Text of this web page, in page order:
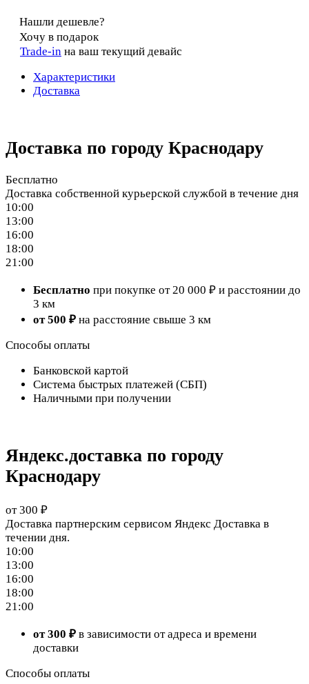
Нашли дешевле?
Хочу в подарок
Trade-in на ваш текущий девайс
Характеристики
Доставка
Доставка по городу Краснодару
Бесплатно
Доставка собственной курьерской службой в течение дня
10:00
13:00
16:00
18:00
21:00
Бесплатно при покупке от 20 000 ₽ и расстоянии до
3 км
от 500 ₽ на расстояние свыше 3 км
Способы оплаты
Банковской картой
Система быстрых платежей (СБП)
Наличными при получении
Яндекс.доставка по городу
Краснодару
от 300 ₽
Доставка партнерским сервисом Яндекс Доставка в
течении дня.
10:00
13:00
16:00
18:00
21:00
от 300 ₽ в зависимости от адреса и времени
доставки
Способы оплаты